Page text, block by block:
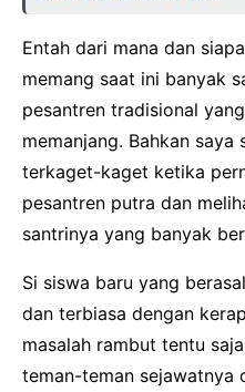
Entah dari mana dan
memang saat ini banyak
pesantren tradisional
memanjang. Bahkan saya
terkaget-kaget ketika
pesantren putra dan
santrinya yang banyak
Si siswa baru yang
dan terbiasa dengan
masalah rambut tentu
teman-teman sejawatnya